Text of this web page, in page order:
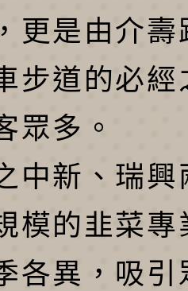
更是由介壽
步道的必經
眾多。
中新、瑞興
模的韭菜專
各異，吸引